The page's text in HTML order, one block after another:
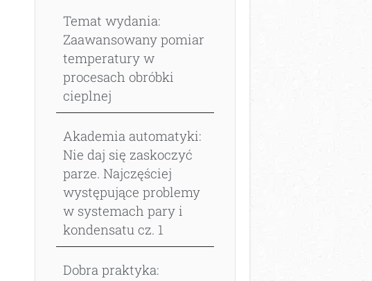
Temat wydania:
Zaawansowany pomiar
temperatury w
procesach obróbki
cieplnej
Akademia automatyki:
Nie daj się zaskoczyć
parze. Najczęściej
występujące problemy
w systemach pary i
kondensatu cz. 1
Dobra praktyka: